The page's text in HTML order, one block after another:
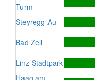
Turm
Steyregg-Au
Bad Zell
Linz-Stadtpark
Haag am